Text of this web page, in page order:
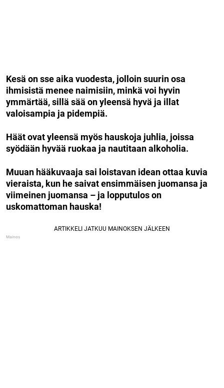
Kesä on sse aika vuodesta, jolloin suurin osa
ihmisistä menee naimisiin, minkä voi hyvin
ymmärtää, sillä sää on yleensä hyvä ja illat
valoisampia ja pidempiä.
Häät ovat yleensä myös hauskoja juhlia, joissa
syödään hyvää ruokaa ja nautitaan alkoholia.
Muuan hääkuvaaja sai loistavan idean ottaa kuvia
vieraista, kun he saivat ensimmäisen juomansa ja
viimeinen juomansa – ja lopputulos on
uskomattoman hauska!